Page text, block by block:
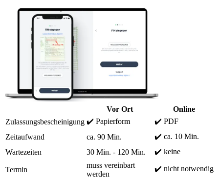
Vor Ort
Online
Zulassungsbescheinigung ✔️ Papierform
✔️ PDF
Zeitaufwand
ca. 90 Min.
✔️ ca. 10 Min.
Wartezeiten
30 Min. - 120 Min. ✔️ keine
Termin
muss vereinbart
werden
✔️ nicht notwendig